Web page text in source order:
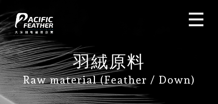
羽絨原料
Raw material (Feather / Down)